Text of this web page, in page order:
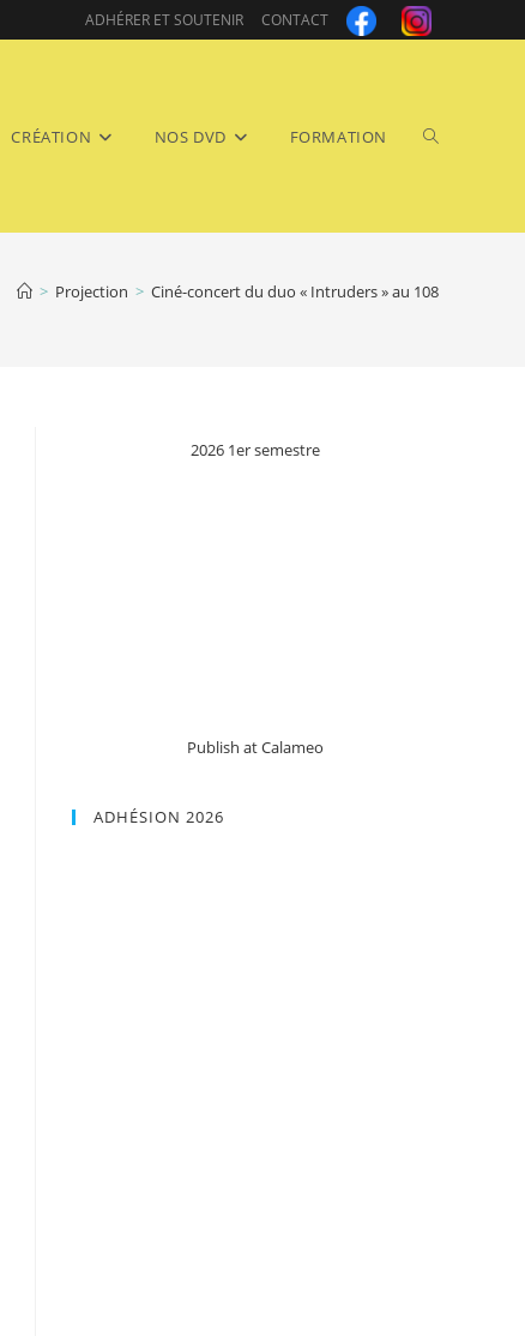
ADHÉRER ET SOUTENIR CONTACT
CRÉATION NOS DVD FORMATION Toggle
> Projection > Ciné-concert du duo « Intruders » au 108
2026 1er semestre
Publish at Calameo
ADHÉSION 2026